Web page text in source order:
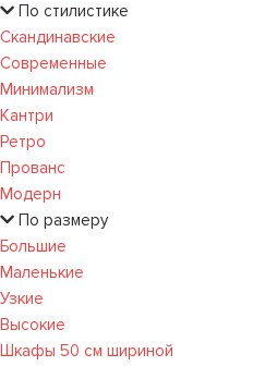
По стилистике
Скандинавские
Современные
Минимализм
Кантри
Ретро
Прованс
Модерн
По размеру
Большие
Маленькие
Узкие
Высокие
Шкафы 50 см шириной